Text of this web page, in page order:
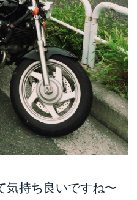
気持ち良いですね〜